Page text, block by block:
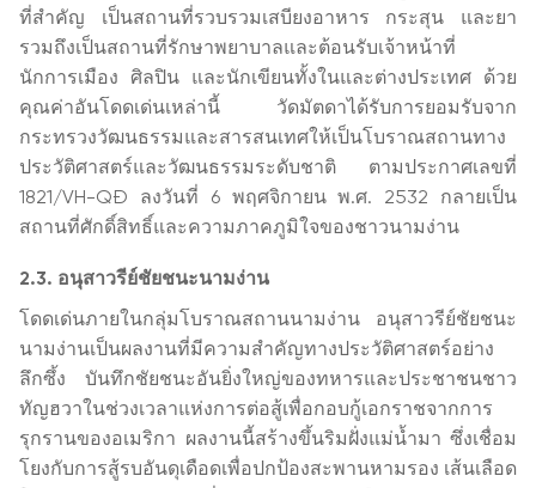
ที่สำคัญ เป็นสถานที่รวบรวมเสบียงอาหาร กระสุน และยา
รวมถึงเป็นสถานที่รักษาพยาบาลและต้อนรับเจ้าหน้าที่
นักการเมือง ศิลปิน และนักเขียนทั้งในและต่างประเทศ ด้วย
คุณค่าอันโดดเด่นเหล่านี้ วัดมัตดาได้รับการยอมรับจาก
กระทรวงวัฒนธรรมและสารสนเทศให้เป็นโบราณสถานทาง
ประวัติศาสตร์และวัฒนธรรมระดับชาติ ตามประกาศเลขที่
1821/VH-QĐ ลงวันที่ 6 พฤศจิกายน พ.ศ. 2532 กลายเป็น
สถานที่ศักดิ์สิทธิ์และความภาคภูมิใจของชาวนามง่าน
2.3. อนุสาวรีย์ชัยชนะนามง่าน
โดดเด่นภายในกลุ่มโบราณสถานนามง่าน อนุสาวรีย์ชัยชนะ
นามง่านเป็นผลงานที่มีความสำคัญทางประวัติศาสตร์อย่าง
ลึกซึ้ง บันทึกชัยชนะอันยิ่งใหญ่ของทหารและประชาชนชาว
ทัญฮวาในช่วงเวลาแห่งการต่อสู้เพื่อกอบกู้เอกราชจากการ
รุกรานของอเมริกา ผลงานนี้สร้างขึ้นริมฝั่งแม่น้ำมา ซึ่งเชื่อม
โยงกับการสู้รบอันดุเดือดเพื่อปกป้องสะพานหามรอง เส้นเลือด